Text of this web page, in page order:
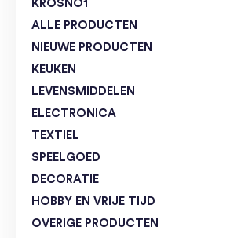
KROSNO1
ALLE PRODUCTEN
NIEUWE PRODUCTEN
KEUKEN
LEVENSMIDDELEN
ELECTRONICA
TEXTIEL
SPEELGOED
DECORATIE
HOBBY EN VRIJE TIJD
OVERIGE PRODUCTEN